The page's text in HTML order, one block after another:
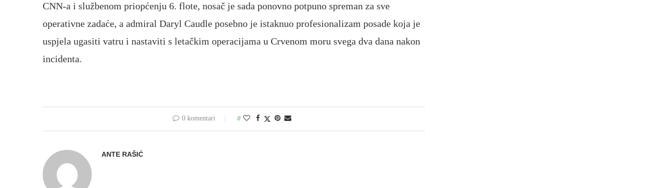
CNN-a i službenom priopćenju 6. flote, nosač je sada ponovno potpuno spreman za sve
operativne zadaće, a admiral Daryl Caudle posebno je istaknuo profesionalizam posade koja je
uspjela ugasiti vatru i nastaviti s letačkim operacijama u Crvenom moru svega dva dana nakon
incidenta.
0 komentari 0
ANTE RAŠIĆ